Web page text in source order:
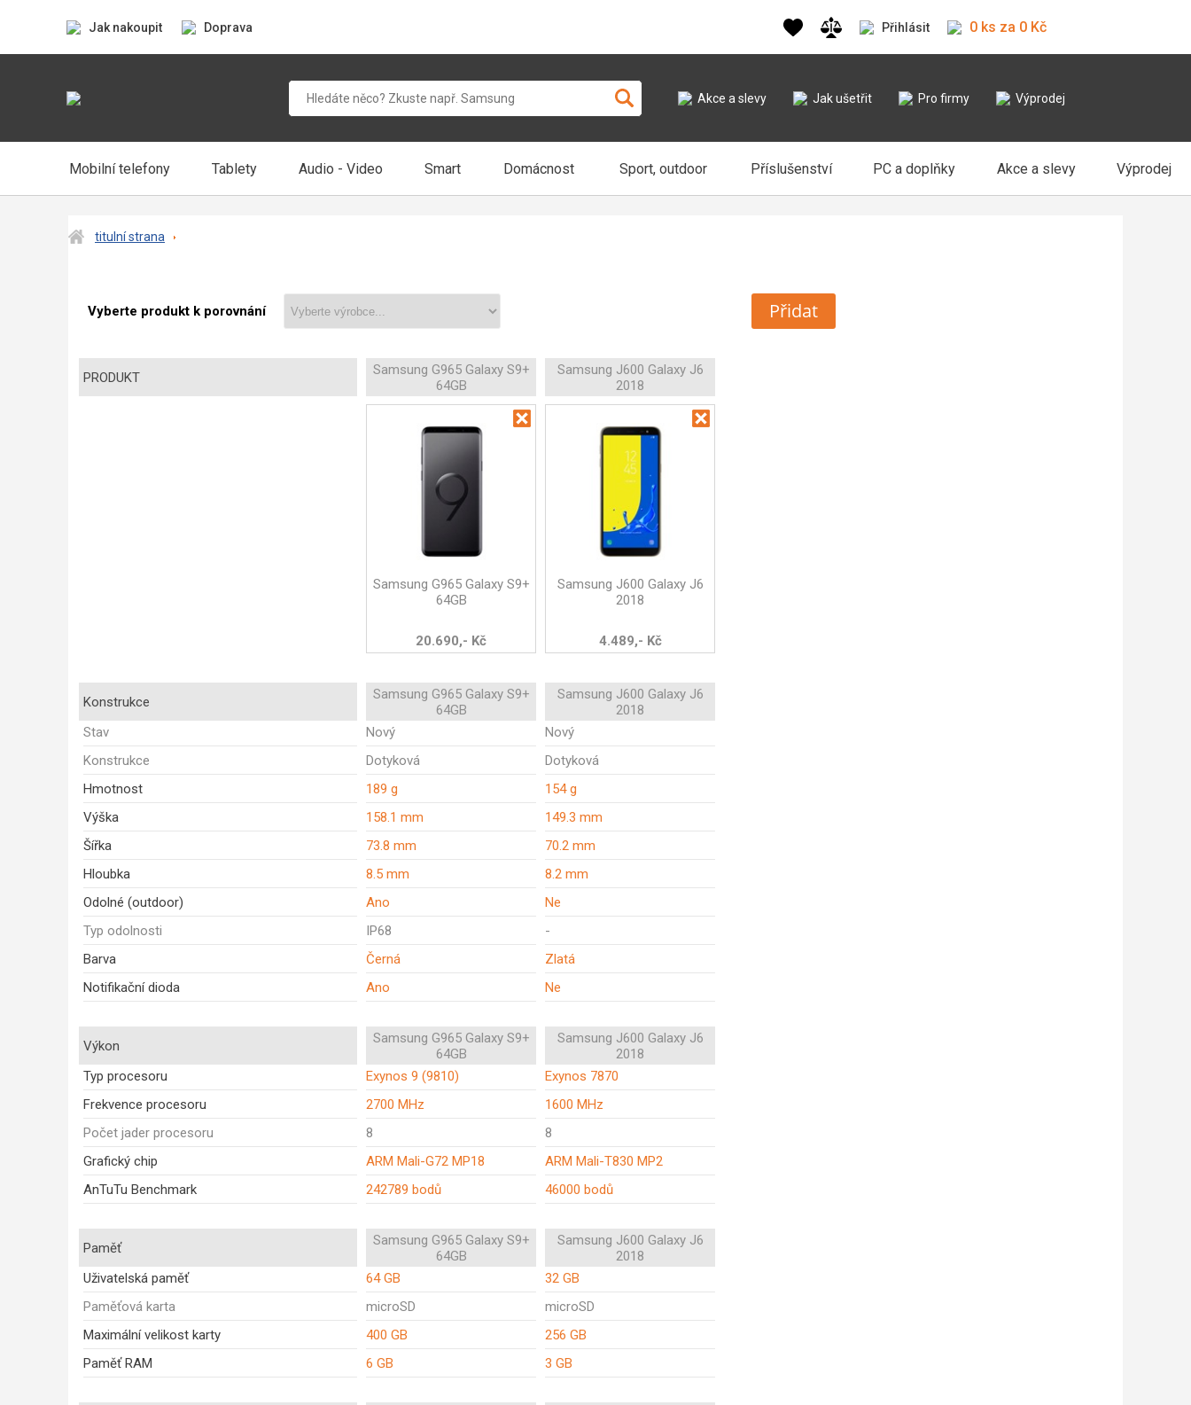
Jak nakoupit Doprava Přihlásit 0 ks za 0 Kč
Akce a slevy Jak ušetřit Pro firmy Výprodej
Mobilní telefony Tablety Audio - Video Smart Domácnost Sport, outdoor Příslušenství PC a doplňky Akce a slevy Výprodej
titulní strana
Vyberte produkt k porovnání Přidat
PRODUKT
Samsung G965 Galaxy S9+
64GB
Samsung J600 Galaxy J6
2018
Samsung G965 Galaxy S9+
64GB
20.690,- Kč
Samsung J600 Galaxy J6
2018
4.489,- Kč
Konstrukce
Samsung G965 Galaxy S9+
64GB
Samsung J600 Galaxy J6
2018
Stav
Nový
Nový
Konstrukce
Dotyková
Dotyková
Hmotnost
189 g
154 g
Výška
158.1 mm
149.3 mm
Šířka
73.8 mm
70.2 mm
Hloubka
8.5 mm
8.2 mm
Odolné (outdoor)
Ano
Ne
Typ odolnosti
IP68
-
Barva
Černá
Zlatá
Notifikační dioda
Ano Ne
Výkon
Samsung G965 Galaxy S9+
64GB
Samsung J600 Galaxy J6
2018
Typ procesoru
Exynos 9 (9810)
Exynos 7870
Frekvence procesoru
2700 MHz
1600 MHz
Počet jader procesoru
8
8
Grafický chip
ARM Mali-G72 MP18
ARM Mali-T830 MP2
AnTuTu Benchmark
242789 bodů 46000 bodů
Paměť
Samsung G965 Galaxy S9+
64GB
Samsung J600 Galaxy J6
2018
Uživatelská paměť
64 GB
32 GB
Paměťová karta
microSD
microSD
Maximální velikost karty
400 GB
256 GB
Paměť RAM
6 GB 3 GB